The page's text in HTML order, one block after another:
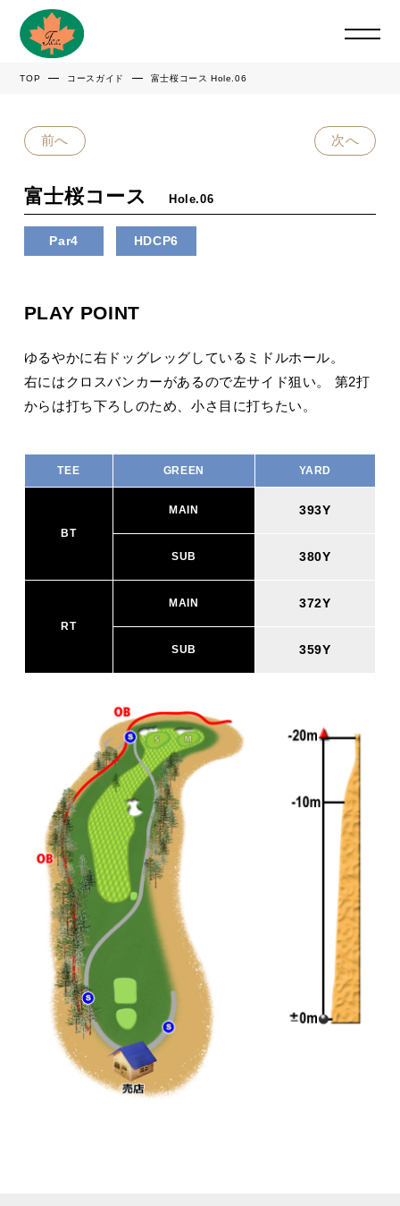
TOP コースガイド 富士桜コース Hole.06
前へ 次へ
富士桜コース Hole.06
Par4 HDCP6
PLAY POINT
ゆるやかに右ドッグレッグしているミドルホール。
右にはクロスバンカーがあるので左サイド狙い。 第2打
からは打ち下ろしのため、小さ目に打ちたい。
TEE GREEN YARD
BT
MAIN 393Y
SUB 380Y
RT
MAIN 372Y
SUB 359Y